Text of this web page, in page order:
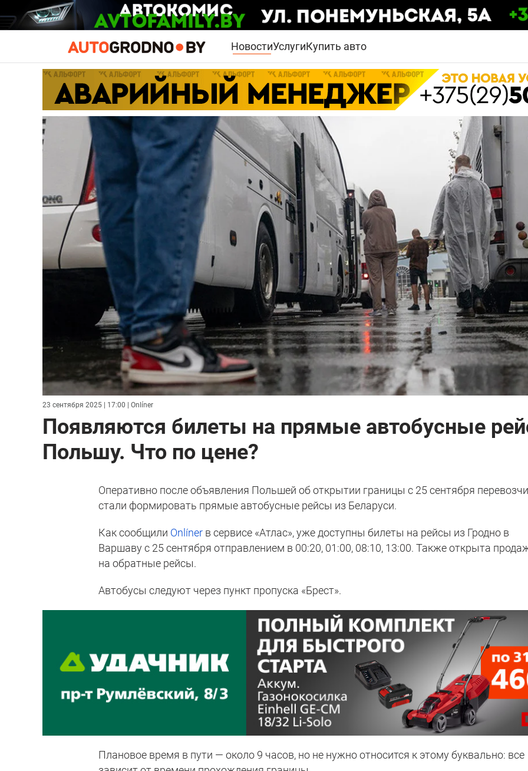
НовостиУслугиКупить авто
23 сентября 2025 | 17:00 | Onlíner
Появляются билеты на прямые автобусные
Польшу. Что по цене?
Оперативно после объявления Польшей об открытии границы с 25 сентября
стали формировать прямые автобусные рейсы из Беларуси.
Как сообщили Onlíner в сервисе «Атлас», уже доступны билеты на рейсы из Гродно в
Варшаву с 25 сентября отправлением в 00:20, 01:00, 08:10, 13:00. Также открыта
на обратные рейсы.
Автобусы следуют через пункт пропуска «Брест».
Плановое время в пути — около 9 часов, но не нужно относится к этому буквально: все